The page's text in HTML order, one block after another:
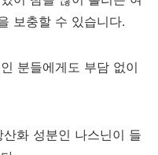
보충할 수 있습니다.
분들에게도 부담 없이
화 성분인 나스닌이 들